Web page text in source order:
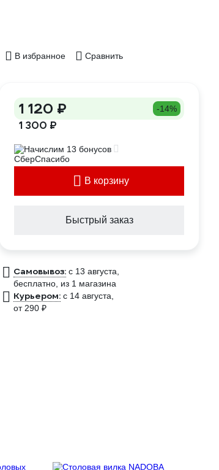
В избранное Сравнить
1 120 ₽ -14%
1 300 ₽
Начислим 13 бонусов
В корзину
Быстрый заказ
Самовывоз: c 13 августа,
бесплатно , из 1 магазина
Курьером: c 14 августа,
от 290 ₽